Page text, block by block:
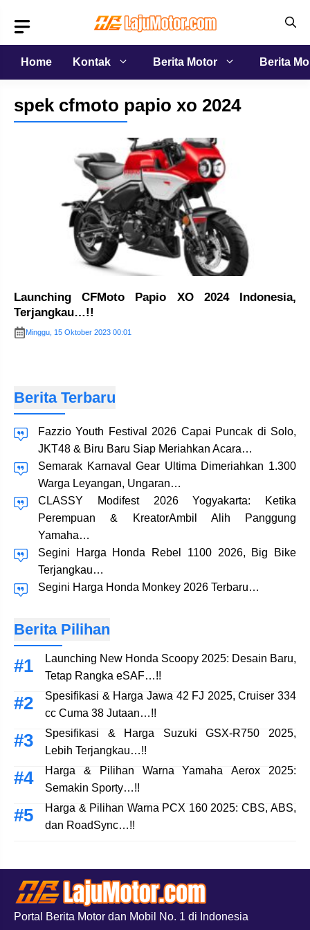
isi
Home
Kontak Berita Motor Berita
spek cfmoto papio xo 2024
Launching CFMoto Papio XO 2024 Indonesia,
Terjangkau…!!
Minggu, 15 Oktober 2023 00:01
Berita Terbaru
Fazzio Youth Festival 2026 Capai Puncak di Solo,
JKT48 & Biru Baru Siap Meriahkan Acara…
Semarak Karnaval Gear Ultima Dimeriahkan 1.300
Warga Leyangan, Ungaran…
CLASSY Modifest 2026 Yogyakarta: Ketika
Perempuan & KreatorAmbil Alih Panggung
Yamaha…
Segini Harga Honda Rebel 1100 2026, Big Bike
Terjangkau…
Segini Harga Honda Monkey 2026 Terbaru…
Berita Pilihan
Launching New Honda Scoopy 2025: Desain Baru,
Tetap Rangka eSAF…!!
Spesifikasi & Harga Jawa 42 FJ 2025, Cruiser 334
cc Cuma 38 Jutaan…!!
Spesifikasi & Harga Suzuki GSX-R750 2025,
Lebih Terjangkau…!!
Harga & Pilihan Warna Yamaha Aerox 2025:
Semakin Sporty…!!
Harga & Pilihan Warna PCX 160 2025: CBS, ABS,
dan RoadSync…!!
Portal Berita Motor dan Mobil No. 1 di Indonesia